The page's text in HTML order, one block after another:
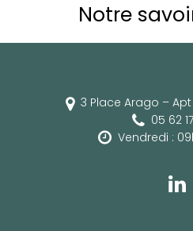
Notre
3 Place Arago – Apt
05 62
Vendredi :